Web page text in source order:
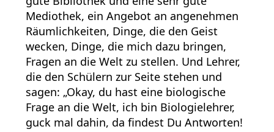
Mediothek, ein Angebot an angenehmen
Räumlichkeiten, Dinge, die den Geist
wecken, Dinge, die mich dazu bringen,
Fragen an die Welt zu stellen. Und Lehrer,
die den Schülern zur Seite stehen und
sagen: „Okay, du hast eine biologische
Frage an die Welt, ich bin Biologielehrer,
guck mal dahin, da findest Du Antworten!